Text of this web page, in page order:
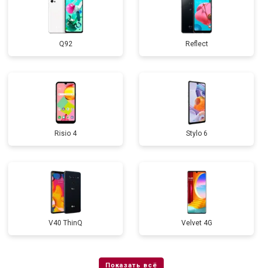
Q92 Reflect
Risio 4 Stylo 6
V40 ThinQ Velvet 4G